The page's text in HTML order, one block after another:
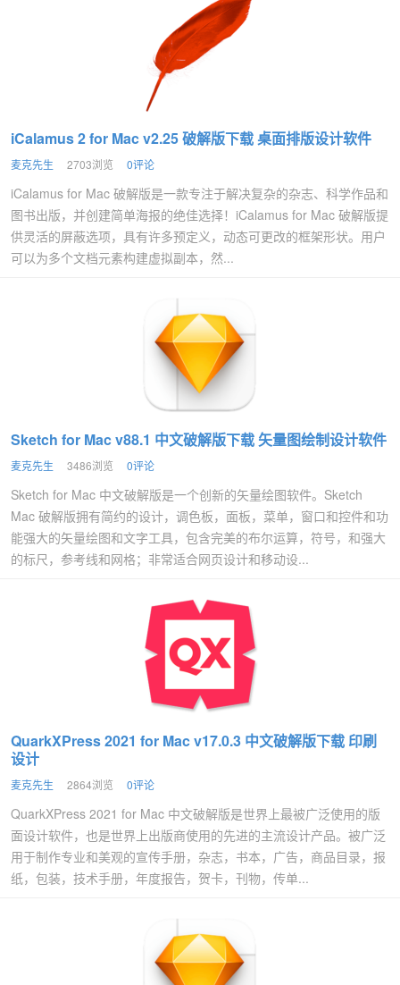
iCalamus 2 for Mac v2.25 破解版下载 桌面排版设计软件
麦克先生 2703浏览 0评论
iCalamus for Mac 破解版是一款专注于解决复杂的杂志、科学作品和
图书出版，并创建简单海报的绝佳选择！iCalamus for Mac 破解版提
供灵活的屏蔽选项，具有许多预定义，动态可更改的框架形状。用户
可以为多个文档元素构建虚拟副本，然...
Sketch for Mac v88.1 中文破解版下载 矢量图绘制设计软件
麦克先生 3486浏览 0评论
Sketch for Mac 中文破解版是一个创新的矢量绘图软件。Sketch
Mac 破解版拥有简约的设计，调色板，面板，菜单，窗口和控件和功
能强大的矢量绘图和文字工具，包含完美的布尔运算，符号，和强大
的标尺，参考线和网格；非常适合网页设计和移动设...
QuarkXPress 2021 for Mac v17.0.3 中文破解版下载 印刷
设计
麦克先生 2864浏览 0评论
QuarkXPress 2021 for Mac 中文破解版是世界上最被广泛使用的版
面设计软件，也是世界上出版商使用的先进的主流设计产品。被广泛
用于制作专业和美观的宣传手册，杂志，书本，广告，商品目录，报
纸，包装，技术手册，年度报告，贺卡，刊物，传单...